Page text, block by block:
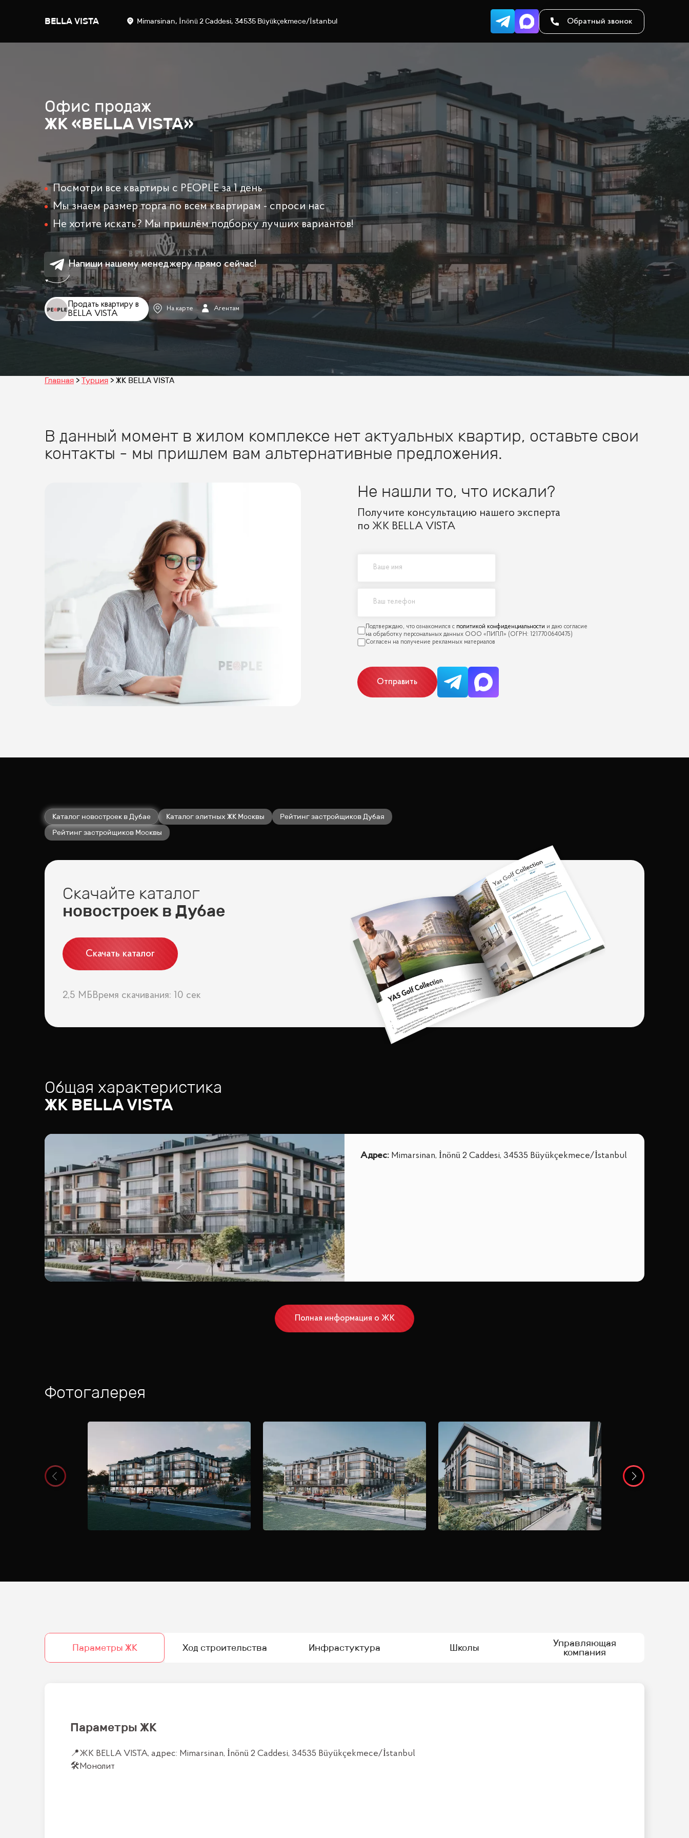
BELLA VISTA Mimarsinan, İnönü 2 Caddesi, 34535 Büyükçekmece/İstanbul Обратный звонок
Офис продаж
ЖК «BELLA VISTA»
Посмотри все квартиры с PEOPLE за 1 день
Мы знаем размер торга по всем квартирам - спроси нас
Не хотите искать? Мы пришлём подборку лучших вариантов!
Напиши нашему менеджеру прямо сейчас!
Продать квартиру в
BELLA VISTA
На карте Агентам
Главная Турция ЖК BELLA VISTA
В данный момент в жилом комплексе нет актуальных квартир, оставьте свои
контакты - мы пришлем вам альтернативные предложения.
Не нашли то, что искали?
Получите консультацию нашего эксперта
по ЖК BELLA VISTA
политикой конфиденциальности
Отправить
Каталог новостроек в Дубае Каталог элитных ЖК Москвы
Рейтинг застройщиков Дубая
Рейтинг застройщиков Москвы
Скачайте каталог
новостроек в Дубае
Скачать каталог
2,5 МБВремя скачивания: 10 сек
Общая характеристика
ЖК BELLA VISTA
Адрес: Mimarsinan, İnönü 2 Caddesi, 34535 Büyükçekmece/İstanbul
Полная информация о ЖК
Фотогалерея
Параметры ЖК Ход строительства Инфрастуктура Школы
Управляющая
компания
Параметры ЖК
📍ЖК BELLA VISTA, адрес: Mimarsinan, İnönü 2 Caddesi, 34535 Büyükçekmece/İstanbul
🛠Монолит